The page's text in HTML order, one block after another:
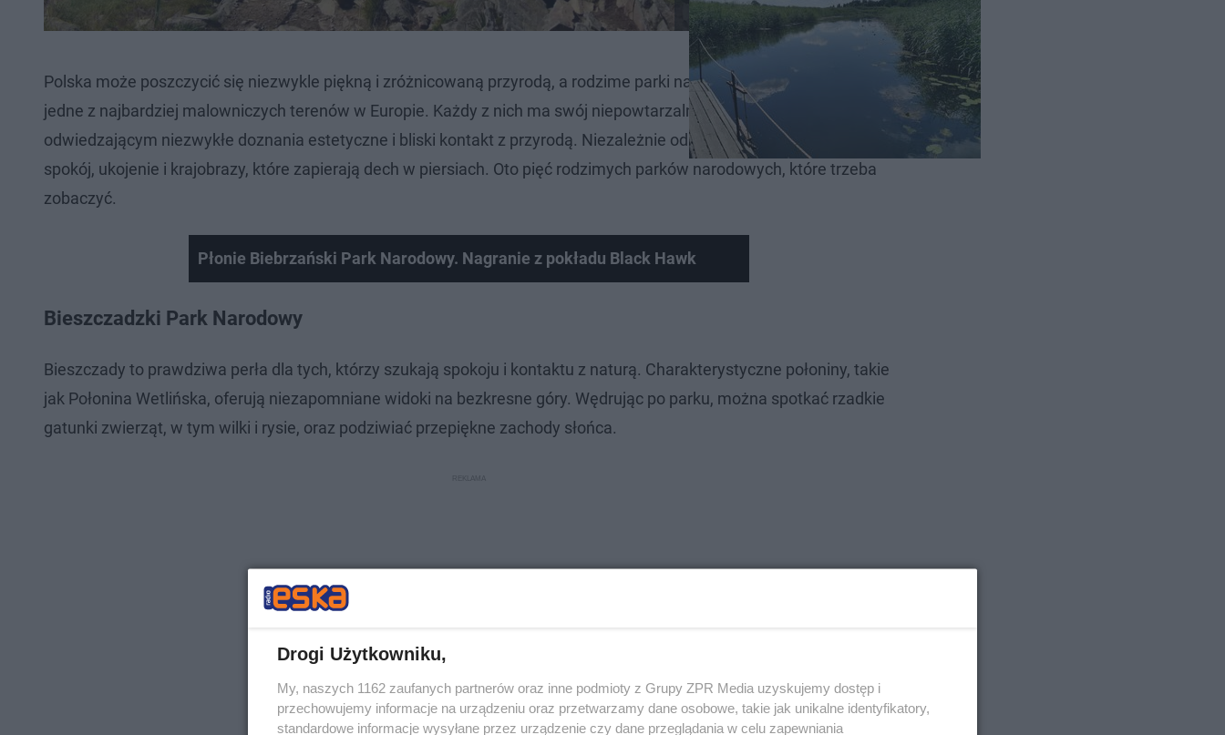
Polska może poszczycić się niezwykle piękną i zróżnicowaną przyrodą, a rodzime parki narodowe uważane są za
jedne z najbardziej malowniczych terenów w Europie. Każdy z nich ma swój niepowtarzalny urok, oferując
odwiedzającym niezwykłe doznania estetyczne i bliski kontakt z przyrodą. Niezależnie od pory roku, znajdziesz w nim
spokój, ukojenie i krajobrazy, które zapierają dech w piersiach. Oto pięć rodzimych parków narodowych, które trzeba
zobaczyć.
Płonie Biebrzański Park Narodowy. Nagranie z pokładu Black Hawk
Bieszczadzki Park Narodowy
Bieszczady to prawdziwa perła dla tych, którzy szukają spokoju i kontaktu z naturą. Charakterystyczne połoniny, takie
jak Połonina Wetlińska, oferują niezapomniane widoki na bezkresne góry. Wędrując po parku, można spotkać rzadkie
gatunki zwierząt, w tym wilki i rysie, oraz podziwiać przepiękne zachody słońca.
Drogi Użytkowniku,
My, naszych 1162 zaufanych partnerów oraz inne podmioty z Grupy ZPR Media uzyskujemy dostęp i
przechowujemy informacje na urządzeniu oraz przetwarzamy dane osobowe, takie jak unikalne identyfikatory,
standardowe informacje wysyłane przez urządzenie czy dane przeglądania w celu zapewniania